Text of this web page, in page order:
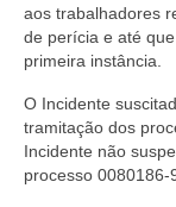
aos trabalhadores
de perícia e até
primeira instância.
O Incidente
tramitação dos
Incidente não
processo